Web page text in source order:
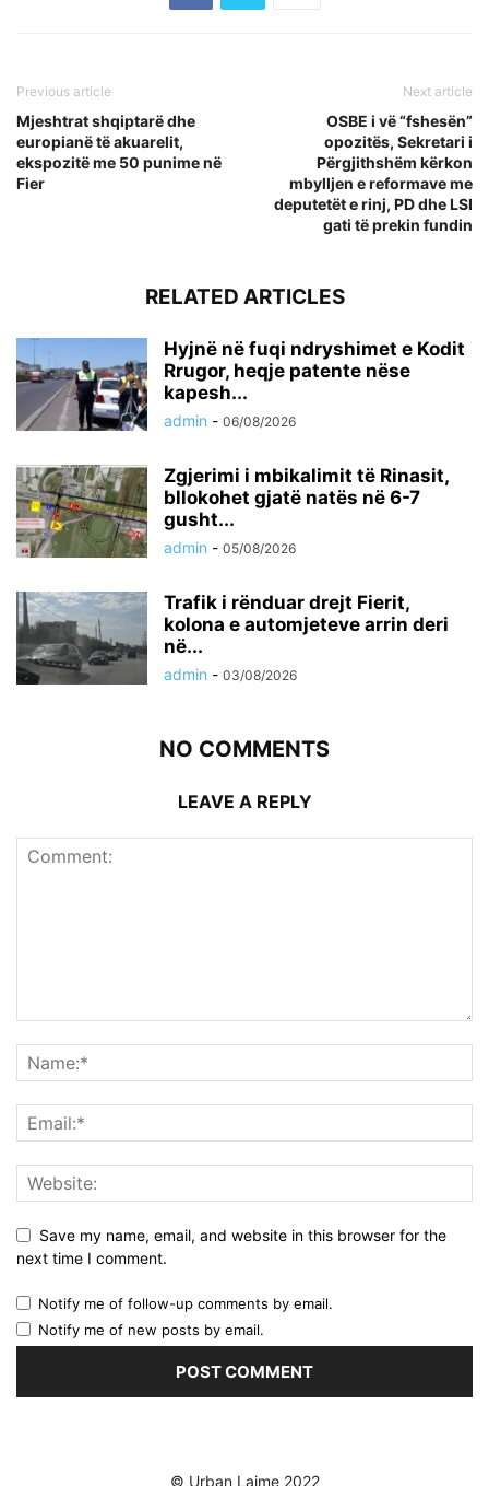
Previous article
Mjeshtrat shqiptarë dhe
europianë të akuarelit,
ekspozitë me 50 punime në
Fier
Next article
OSBE i vë “fshesën”
opozitës, Sekretari i
Përgjithshëm kërkon
mbylljen e reformave me
deputetët e rinj, PD dhe LSI
gati të prekin fundin
RELATED ARTICLES
Hyjnë në fuqi ndryshimet e Kodit
Rrugor, heqje patente nëse
kapesh...
admin - 06/08/2026
Zgjerimi i mbikalimit të Rinasit,
bllokohet gjatë natës në 6-7
gusht...
admin - 05/08/2026
Trafik i rënduar drejt Fierit,
kolona e automjeteve arrin deri
në...
admin - 03/08/2026
NO COMMENTS
LEAVE A REPLY
Save my name, email, and website in this browser for the
next time I comment.
Notify me of follow-up comments by email.
Notify me of new posts by email.
© Urban Lajme 2022